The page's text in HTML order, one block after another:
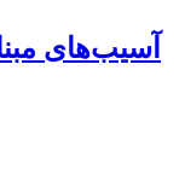
آسیب‌های